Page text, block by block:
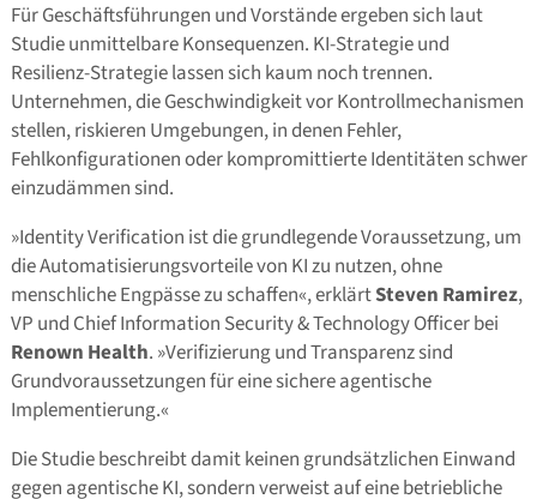
Für Geschäftsführungen und Vorstände ergeben sich laut
Studie unmittelbare Konsequenzen. KI-Strategie und
Resilienz-Strategie lassen sich kaum noch trennen.
Unternehmen, die Geschwindigkeit vor Kontrollmechanismen
stellen, riskieren Umgebungen, in denen Fehler,
Fehlkonfigurationen oder kompromittierte Identitäten schwer
einzudämmen sind.
»Identity Verification ist die grundlegende Voraussetzung, um
die Automatisierungsvorteile von KI zu nutzen, ohne
menschliche Engpässe zu schaffen«, erklärtSteven Ramirez,
VP und Chief Information Security & Technology Officer bei
Renown Health. »Verifizierung und Transparenz sind
Grundvoraussetzungen für eine sichere agentische
Implementierung.«
Die Studie beschreibt damit keinen grundsätzlichen Einwand
gegen agentische KI, sondern verweist auf eine betriebliche